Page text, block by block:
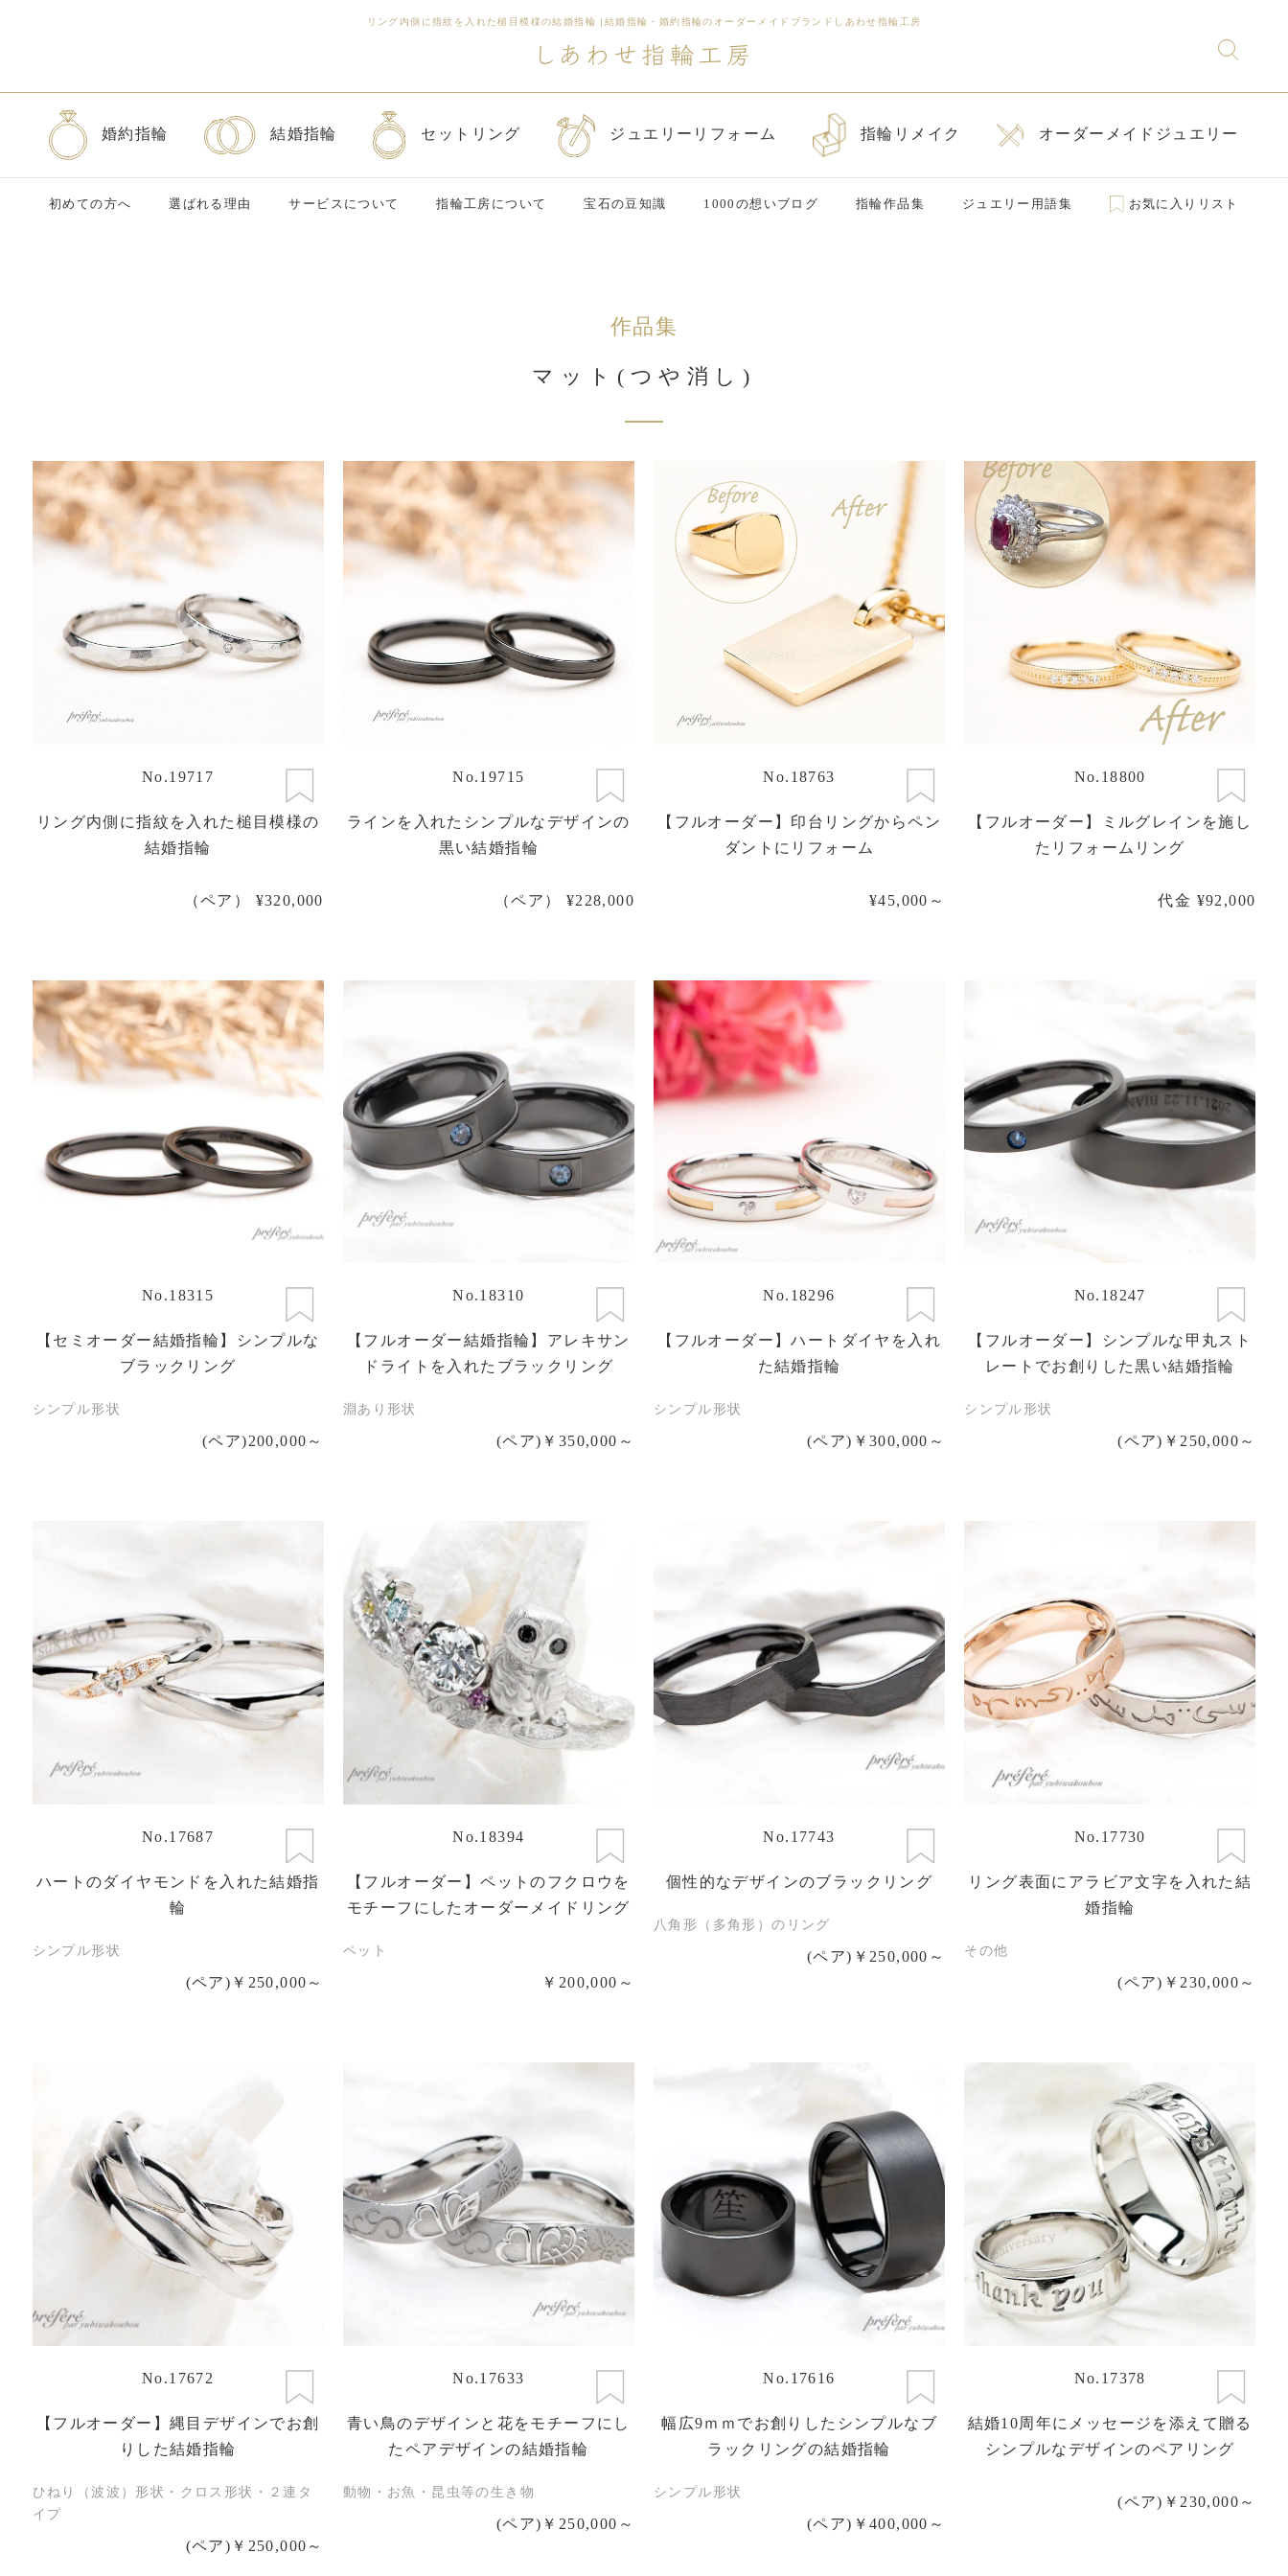
リング内側に指紋を入れた槌目模様の結婚指輪 | 結婚指輪・婚約指輪のオーダーメイドブランドしあわせ指輪工房
婚約指輪 結婚指輪 セットリング ジュエリーリフォーム 指輪リメイク オーダーメイドジュエリー
初めての方へ 選ばれる理由 サービスについて 指輪工房について 宝石の豆知識 1000の想いブログ 指輪作品集 ジュエリー用語集 お気に入りリスト
作品集
マット(つや消し)
No.19717
リング内側に指紋を入れた槌目模様の
結婚指輪
（ペア） ¥320,000
No.19715
ラインを入れたシンプルなデザインの
黒い結婚指輪
（ペア） ¥228,000
No.18763
【フルオーダー】印台リングからペン
ダントにリフォーム
¥45,000～
No.18800
【フルオーダー】ミルグレインを施し
たリフォームリング
代金 ¥92,000
No.18315
【セミオーダー結婚指輪】シンプルな
ブラックリング
シンプル形状
(ペア)200,000～
No.18310
【フルオーダー結婚指輪】アレキサン
ドライトを入れたブラックリング
淵あり形状
(ペア)￥350,000～
No.18296
【フルオーダー】ハートダイヤを入れ
た結婚指輪
シンプル形状
(ペア)￥300,000～
No.18247
【フルオーダー】シンプルな甲丸スト
レートでお創りした黒い結婚指輪
シンプル形状
(ペア)￥250,000～
No.17687
ハートのダイヤモンドを入れた結婚指
輪
シンプル形状
(ペア)￥250,000～
No.18394
【フルオーダー】ペットのフクロウを
モチーフにしたオーダーメイドリング
ペット
￥200,000～
No.17743
個性的なデザインのブラックリング
八角形（多角形）のリング
(ペア)￥250,000～
No.17730
リング表面にアラビア文字を入れた結
婚指輪
その他
(ペア)￥230,000～
No.17672
【フルオーダー】縄目デザインでお創
りした結婚指輪
ひねり（波波）形状・クロス形状・２連タ
イプ
(ペア)￥250,000～
No.17633
青い鳥のデザインと花をモチーフにし
たペアデザインの結婚指輪
動物・お魚・昆虫等の生き物
(ペア)￥250,000～
No.17616
幅広9ｍｍでお創りしたシンプルなブ
ラックリングの結婚指輪
シンプル形状
(ペア)￥400,000～
No.17378
結婚10周年にメッセージを添えて贈る
シンプルなデザインのペアリング
(ペア)￥230,000～